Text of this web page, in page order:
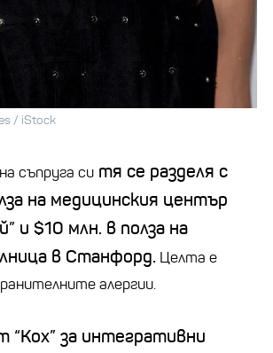
/ iStock
съпруга си тя се разделя с
на медицинския център
и $10 млн. в полза на
в Станфорд. Целта е
алергии.
за интегративни